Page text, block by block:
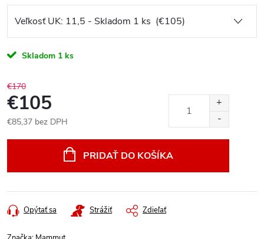
Skladom 1 ks
€170
€105
€85,37 bez DPH
PRIDAŤ DO KOŠÍKA
Opýtať sa Strážiť Zdieľať